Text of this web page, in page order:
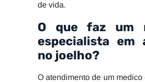
de vida.
O que faz um
especialista em
no joelho?
O atendimento de um medico